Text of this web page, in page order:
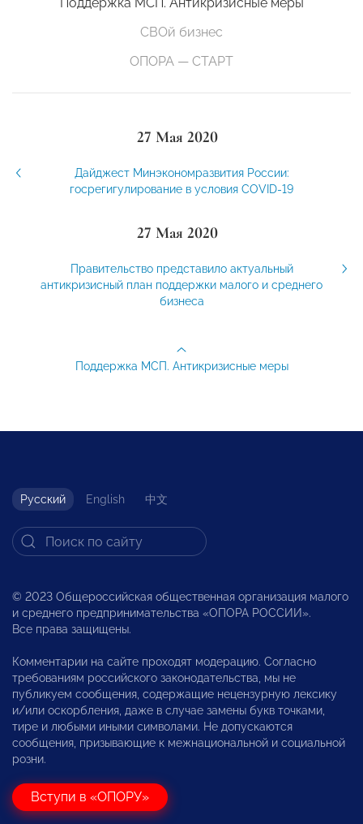
СВОй бизнес
ОПОРА — СТАРТ
27 Мая 2020
Дайджест Минэкономразвития России:
госрегигулирование в условия COVID-19
27 Мая 2020
Правительство представило актуальный
антикризисный план поддержки малого и среднего
бизнеса
Поддержка МСП. Антикризисные меры
Русский English 中文
© 2023 Общероссийская общественная организация малого
и среднего предпринимательства «ОПОРА РОССИИ».
Все права защищены.
Комментарии на сайте проходят модерацию. Согласно
требованиям российского законодательства, мы не
публикуем сообщения, содержащие нецензурную лексику
и/или оскорбления, даже в случае замены букв точками,
тире и любыми иными символами. Не допускаются
сообщения, призывающие к межнациональной и социальной
розни.
Вступи в «ОПОРУ»